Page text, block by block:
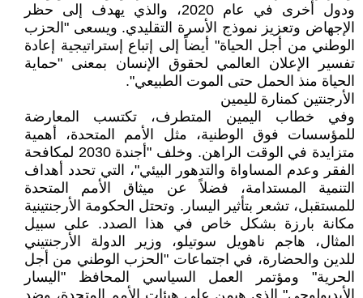
ودول أخرى في عام 2020، والذي يهدف إلى حظر
الإجهاض وتعزيز نموذج الأسرة التقليدي. ويسعى "الحزب
الوطني من أجل الحياة" أيضاً إلى إتباع إستراتيجية إعادة
تفسير الإعلان العالمي لحقوق الإنسان بمعنى "حماية
الحياة منذ الحمل حتى الموت الطبيعي".
الأرجنتين كمنارة لليمين
وفي خطاب اليمين المتطرف، تكتسب المعارضة
للمؤسسات فوق الوطنية، مثل الأمم المتحدة، أهمية
متزايدة في الوقت الراهن. وخلف "أجندة 2030 لمكافحة
الفقر وعدم المساواة والتدهور البيئي"، التي تحدد أهداف
التنمية المستدامة، فضلاً عن ميثاق الأمم المتحدة
للمستقبل، تشعر بتأثير اليسار. وتحتل الحكومة الأرجنتينية
مكانة بارزة بشكل خاص في هذا الصدد. على سبيل
المثال، هاجم ناهويل سوتيلو، وزير الدولة الأرجنتيني
للدين والحضارة، في اجتماعات "الحزب الوطني من أجل
الحرية" ومؤتمر العمل السياسي المحافظ "اليسار